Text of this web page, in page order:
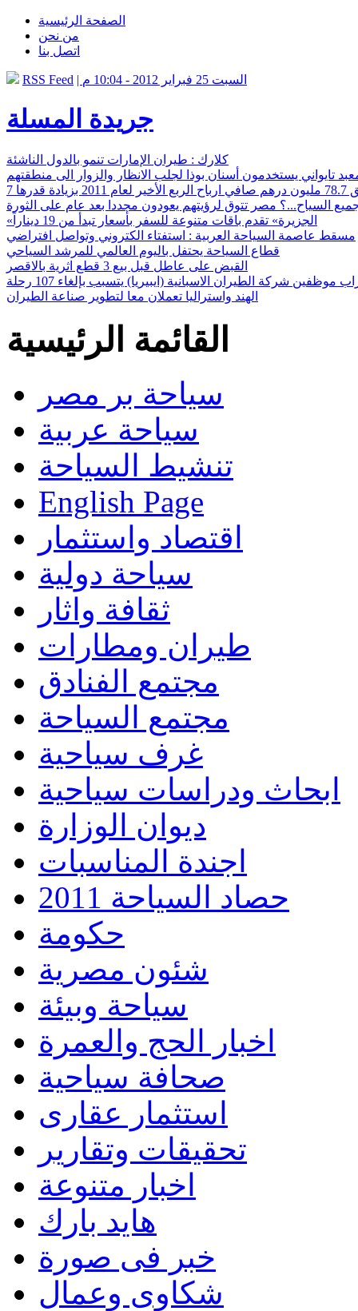
الصفحة الرئيسية
من نحن
اتصل بنا
RSS Feed | السبت 25 فبراير 2012 - 10:04 م
جريدة المسلة
كلارك : طيران الإمارات تنمو بالدول الناشئة
تايواني يستخدمون أسنان بوذا لجلب الانظار والزوار الى منطقتهم
السياح...؟ مصر تتوق لرؤيتهم يعودون مجددا بعد عام على الثورة
«الجزيرة» تقدم باقات متنوعة للسفر بأسعار تبدأ من 19 ديناراً
مسقط عاصمة السياحة العربية : استفتاء الكتروني وتواصل افتراضي
قطاع السياحة يحتفل باليوم العالمي للمرشد السياحي
القبض على عاطل قبل بيع 3 قطع اثرية بالاقصر
موظفين شركة الطيران الاسبانية (ايبيريا) يتسبب بإلغاء 107 رحلة
الهند واستراليا تعملان معا لتطوير صناعة الطيران
القائمة الرئيسية
سياحة بر مصر
سياحة عربية
تنشيط السياحة
English Page
اقتصاد واستثمار
سياحة دولية
ثقافة واثار
طيران ومطارات
مجتمع الفنادق
مجتمع السياحة
غرف سياحية
ابحاث ودراسات سياحية
ديوان الوزارة
اجندة المناسبات
حصاد السياحة 2011
حكومة
شئون مصرية
سياحة وبيئة
اخبار الحج والعمرة
صحافة سياحية
استثمار عقارى
تحقيقات وتقارير
اخبار متنوعة
هايد بارك
خبر فى صورة
شكاوى وعمال